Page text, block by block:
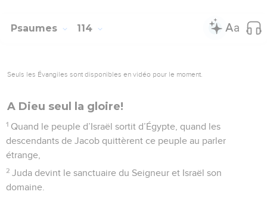
Psaumes 114
Seuls les Évangiles sont disponibles en vidéo pour le moment.
A Dieu seul la gloire!
1 Quand le peuple d’Israël sortit d’Égypte, quand les
descendants de Jacob quittèrent ce peuple au parler
étrange,
2 Juda devint le sanctuaire du Seigneur et Israël son
domaine.